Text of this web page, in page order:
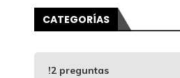
CATEGORÍAS
!2 preguntas